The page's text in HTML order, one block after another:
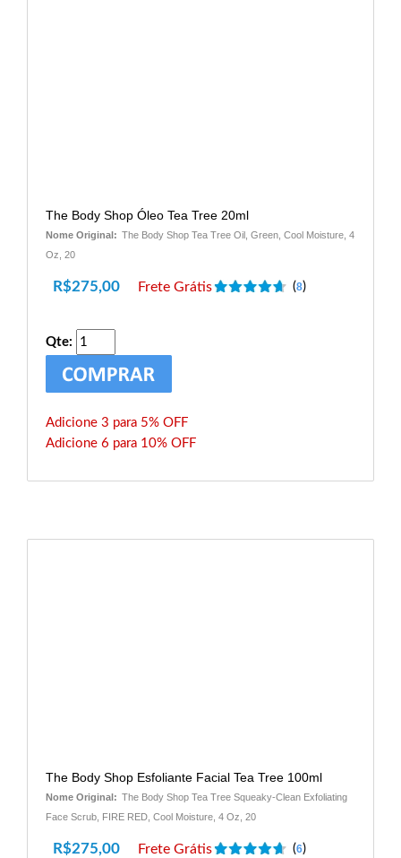
The Body Shop Óleo Tea Tree 20ml
Nome Original: The Body Shop Tea Tree Oil, Green, Cool Moisture, 4
Oz, 20
R$275,00 Frete Grátis (8)
Qte:
Adicione 3 para 5% OFF
Adicione 6 para 10% OFF
The Body Shop Esfoliante Facial Tea Tree 100ml
Nome Original: The Body Shop Tea Tree Squeaky-Clean Exfoliating
Face Scrub, FIRE RED, Cool Moisture, 4 Oz, 20
R$275,00 Frete Grátis (6)